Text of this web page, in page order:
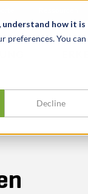
how it is
preferences. You can
Decline